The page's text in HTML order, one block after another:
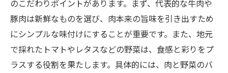
のこだわりポイントがあります。まず、代表的な牛肉や
豚肉は新鮮なものを選び、肉本来の旨味を引き出すため
にシンプルな味付けにすることが重要です。また、地元
で採れたトマトやレタスなどの野菜は、食感と彩りをプ
ラスする役割を果たします。具体的には、肉と野菜のバ